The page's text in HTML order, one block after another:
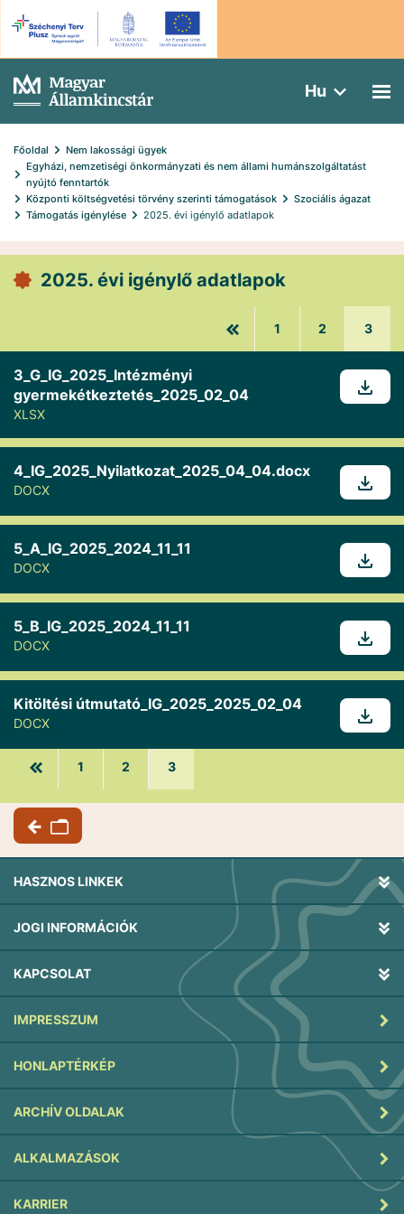
Hu
Főoldal
Nem lakossági ügyek
Egyházi, nemzetiségi önkormányzati és nem állami humánszolgáltatást
nyújtó fenntartók
Központi költségvetési törvény szerinti támogatások
Szociális ágazat
Támogatás igénylése
2025. évi igénylő adatlapok
2025. évi igénylő adatlapok
1 2 3
3_G_IG_2025_Intézményi
gyermekétkeztetés_2025_02_04
XLSX
4_IG_2025_Nyilatkozat_2025_04_04.docx
DOCX
5_A_IG_2025_2024_11_11
DOCX
5_B_IG_2025_2024_11_11
DOCX
Kitöltési útmutató_IG_2025_2025_02_04
DOCX
1 2 3
HASZNOS LINKEK
JOGI INFORMÁCIÓK
KAPCSOLAT
IMPRESSZUM
HONLAPTÉRKÉP
ARCHÍV OLDALAK
ALKALMAZÁSOK
KARRIER